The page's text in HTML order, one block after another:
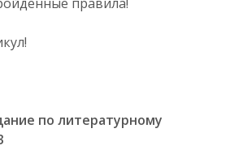
по литературному